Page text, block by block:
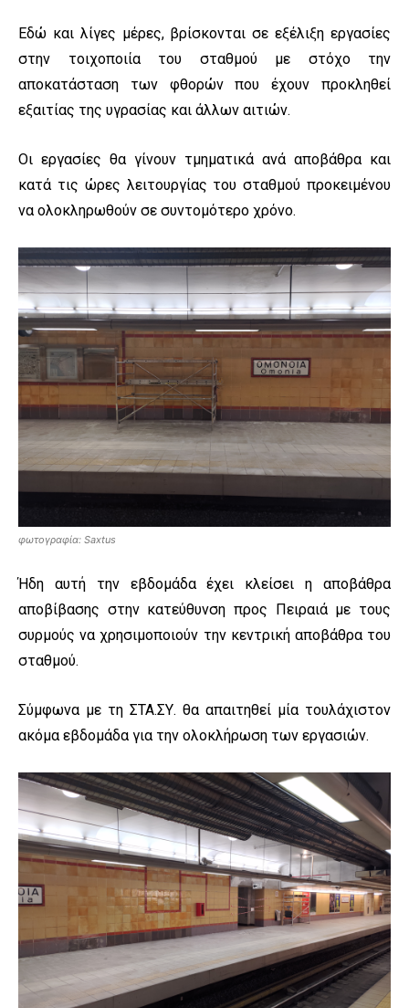
Εδώ και λίγες μέρες, βρίσκονται σε εξέλιξη εργασίες
στην τοιχοποιία του σταθμού με στόχο την
αποκατάσταση των φθορών που έχουν προκληθεί
εξαιτίας της υγρασίας και άλλων αιτιών.
Οι εργασίες θα γίνουν τμηματικά ανά αποβάθρα και
κατά τις ώρες λειτουργίας του σταθμού προκειμένου
να ολοκληρωθούν σε συντομότερο χρόνο.
φωτογραφία: Saxtus
Ήδη αυτή την εβδομάδα έχει κλείσει η αποβάθρα
αποβίβασης στην κατεύθυνση προς Πειραιά με τους
συρμούς να χρησιμοποιούν την κεντρική αποβάθρα του
σταθμού.
Σύμφωνα με τη ΣΤΑ.ΣΥ. θα απαιτηθεί μία τουλάχιστον
ακόμα εβδομάδα για την ολοκλήρωση των εργασιών.